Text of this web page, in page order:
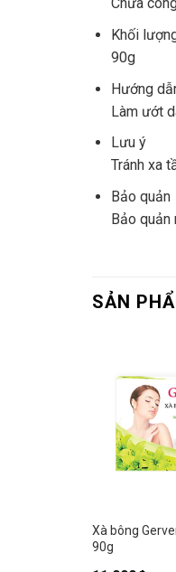
Chứa
Khối
90g
Hướng
Làm ướt
Lưu ý
Tránh xa
Bảo quản
Bảo quản
SẢN
Xà bông
90g